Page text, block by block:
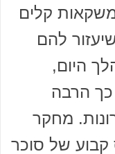
קלים
להם
היום,
הרבה
מחקר
של סוכר